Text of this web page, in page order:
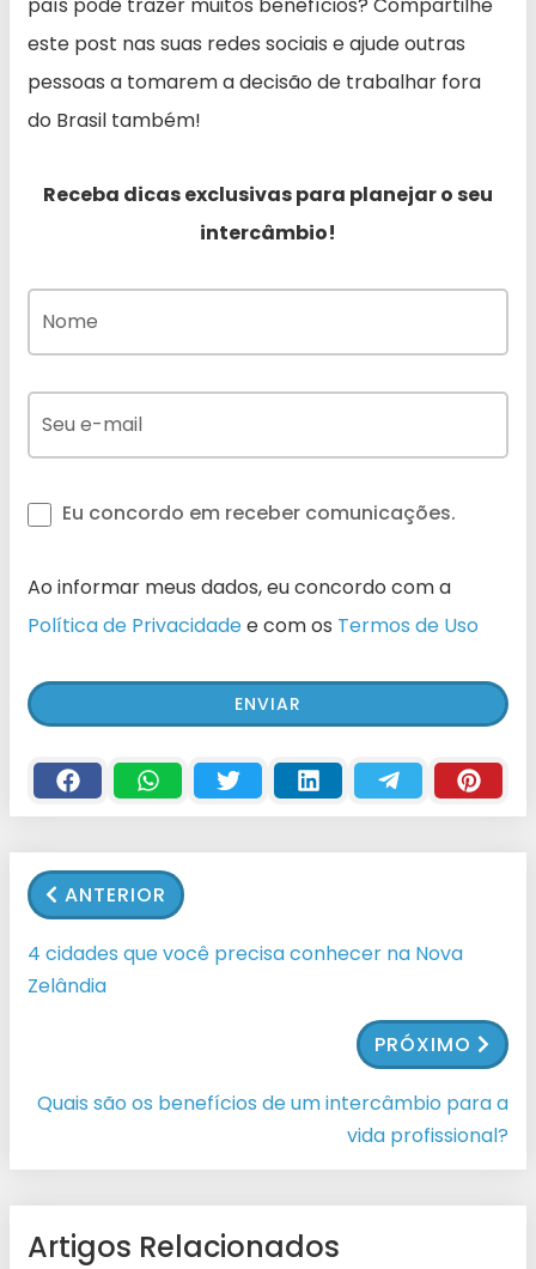
este post nas suas redes sociais e ajude outras
pessoas a tomarem a decisão de trabalhar fora
do Brasil também!
Receba dicas exclusivas para planejar o seu
intercâmbio!
Eu concordo em receber comunicações.
Ao informar meus dados, eu concordo com a
Política de Privacidadee com os Termos de Uso
ANTERIOR
4 cidades que você precisa conhecer na Nova
Zelândia
PRÓXIMO
Quais são os benefícios de um intercâmbio para a
vida profissional?
Artigos Relacionados